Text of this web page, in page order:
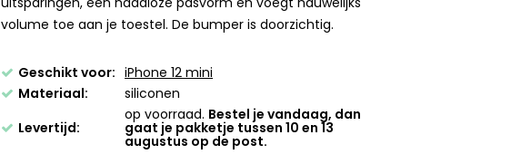
volume toe aan je toestel. De bumper is doorzichtig.
Geschikt voor: iPhone 12 mini
Materiaal:
siliconen
Levertijd:
op voorraad. Bestel je vandaag, dan
gaat je pakketje tussen 10 en 13
augustus op de post.